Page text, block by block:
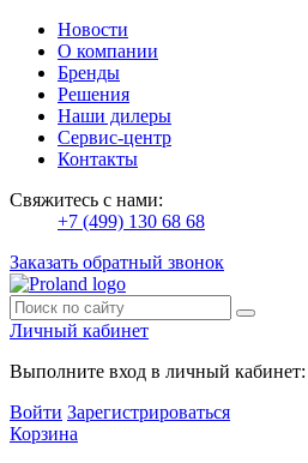
Новости
О компании
Бренды
Решения
Наши дилеры
Сервис-центр
Контакты
Свяжитесь с нами:
+7 (499) 130 68 68
Заказать обратный звонок
Личный кабинет
Выполните вход в личный кабинет:
Войти Зарегистрироваться
Корзина